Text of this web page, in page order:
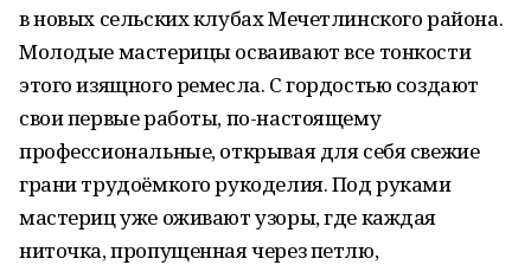
в новых сельских клубах Мечетлинского района.
Молодые мастерицы осваивают все тонкости
этого изящного ремесла. С гордостью создают
свои первые работы, по-настоящему
профессиональные, открывая для себя свежие
грани трудоёмкого рукоделия. Под руками
мастериц уже оживают узоры, где каждая
ниточка, пропущенная через петлю,